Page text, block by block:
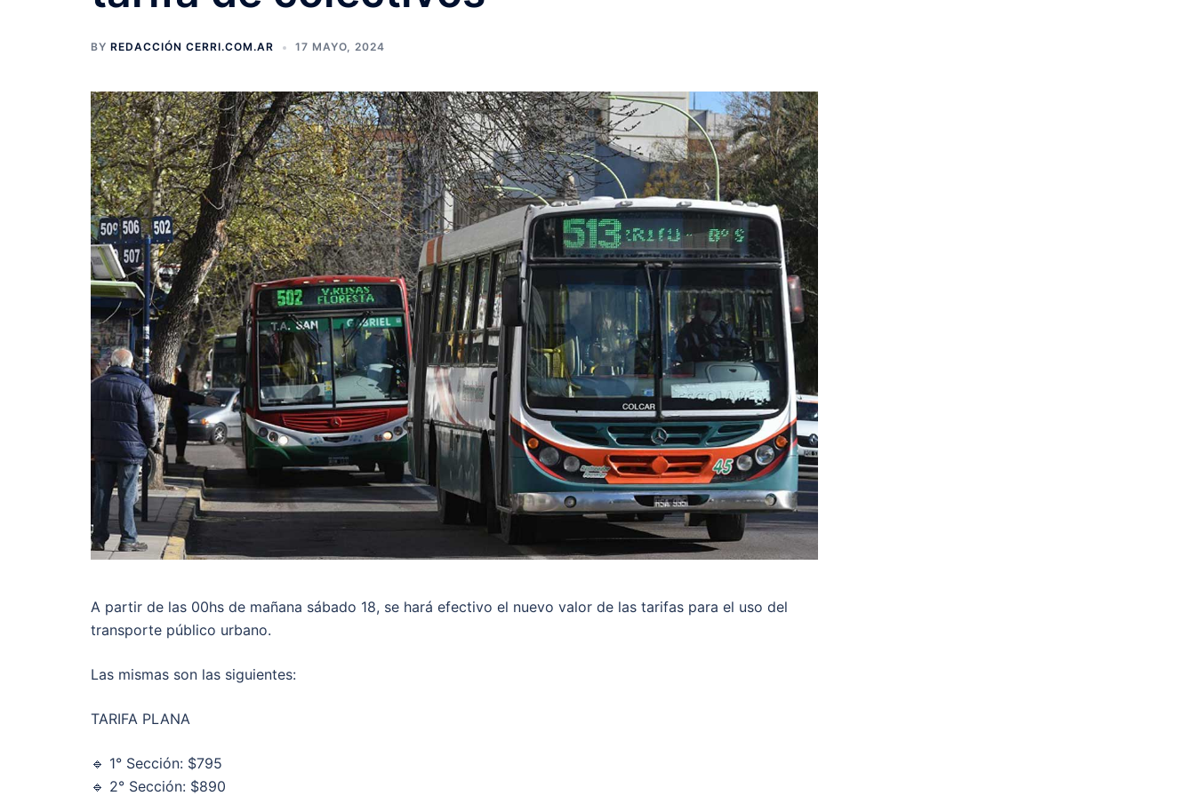
BY REDACCIÓN CERRI.COM.AR 17 MAYO, 2024
A partir de las 00hs de mañana sábado 18, se hará efectivo el nuevo valor de las tarifas para el uso del
transporte público urbano.
Las mismas son las siguientes:
TARIFA PLANA
🔹 1° Sección: $795
🔹 2° Sección: $890